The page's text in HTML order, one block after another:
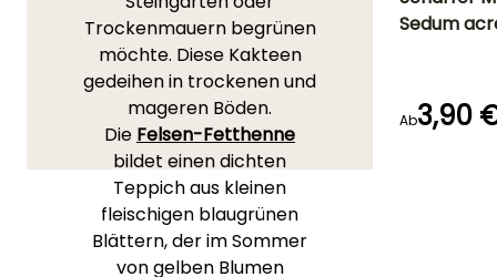
Trockenmauern begrünen
möchte. Diese Kakteen
gedeihen in trockenen und
mageren Böden.
Die Felsen-Fetthenne
bildet einen dichten
Teppich aus kleinen
fleischigen blaugrünen
Blättern, der im Sommer
von gelben Blumen
Sedum
Ab3,90